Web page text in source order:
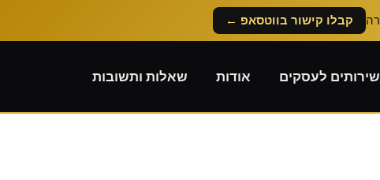
קבלו קישור בווטסאפ ←
שירותים לעסקים אודות שאלות ותשובות